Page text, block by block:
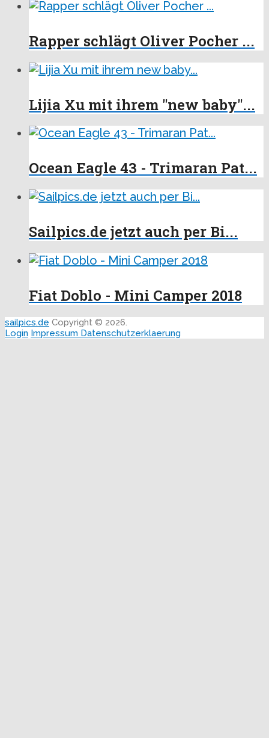
Rapper schlägt Oliver Pocher ...
Lijia Xu mit ihrem "new baby"...
Ocean Eagle 43 - Trimaran Pat...
Sailpics.de jetzt auch per Bi...
Fiat Doblo - Mini Camper 2018
sailpics.de Copyright © 2026.
Login Impressum Datenschutzerklaerung